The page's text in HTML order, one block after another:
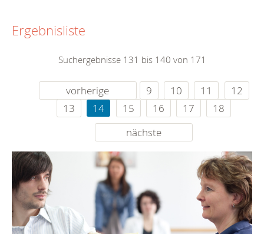
Ergebnisliste
Suchergebnisse 131 bis 140 von 171
vorherige 9 10 11
12
13
14 15 16 17
18
nächste